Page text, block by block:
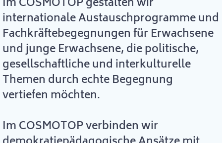
internationale Austauschprogramme und
Fachkräftebegegnungen für Erwachsene
und junge Erwachsene, die politische,
gesellschaftliche und interkulturelle
Themen durch echte Begegnung
vertiefen möchten.
Im COSMOTOP verbinden wir